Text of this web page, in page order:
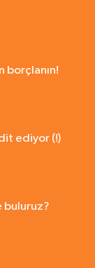
borçlanın!
ediyor (!)
buluruz?